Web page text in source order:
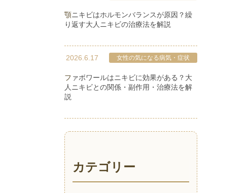
顎ニキビはホルモンバランスが原因？繰
り返す大人ニキビの治療法を解説
2026.6.17 女性の気になる病気・症状
ファボワールはニキビに効果がある？大
人ニキビとの関係・副作用・治療法を解
説
カテゴリー